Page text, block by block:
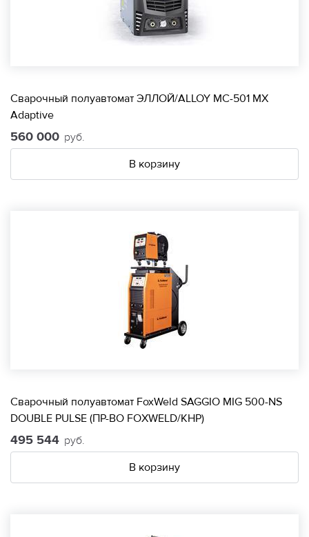
Сварочный полуавтомат ЭЛЛОЙ/ALLOY МС-501 МХ
Adaptive
560 000 руб.
В корзину
Сварочный полуавтомат FoxWeld SAGGIO MIG 500-NS
DOUBLE PULSE (ПР-ВО FOXWELD/КНР)
495 544 руб.
В корзину